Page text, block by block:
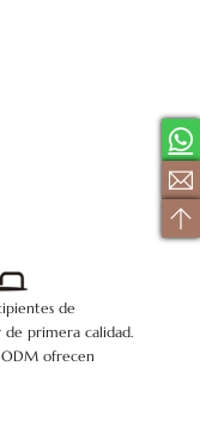
de
primera calidad.
ODM ofrecen